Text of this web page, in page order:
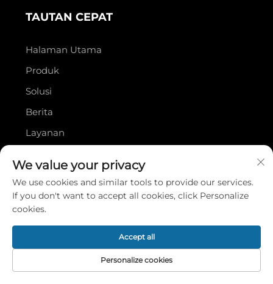
TAUTAN CEPAT
Halaman Utama
Produk
Solusi
Berita
Layanan
Hubungi Kami
Produk
Mesin Transfer Panas Rol
Mesin Pemotong Laser
Halaman
Produk Tentang HUBUNGI
We value your privacy
We use cookies and similar tools to provide our services.
If you don't want to accept all cookies, click Personalize
cookies.
Personalize cookies
Accept all